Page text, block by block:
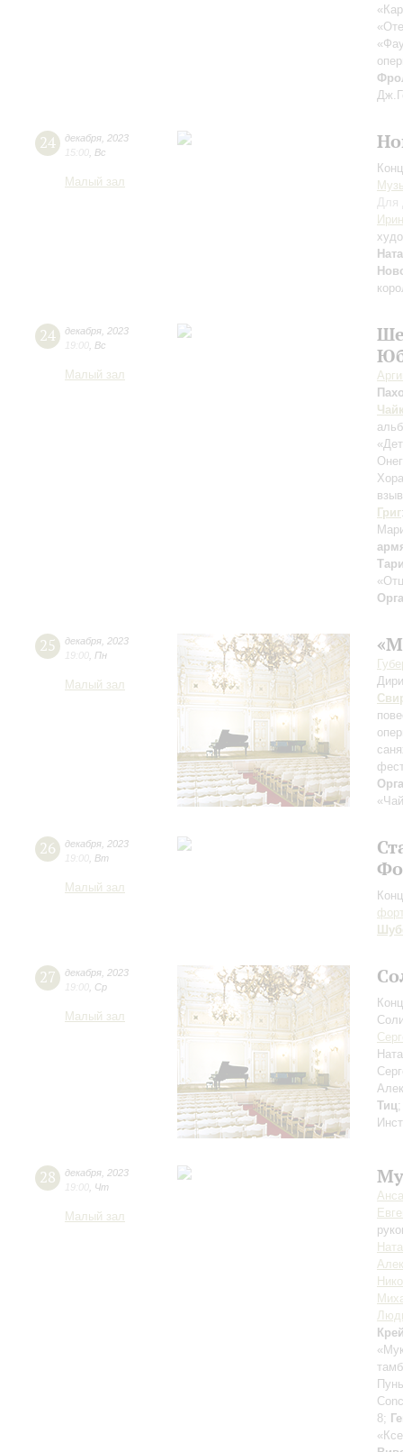
24 декабря 2023
15:00 Вс
Малый зал
Для
24 декабря 2023
19:00 Вс
Малый зал
Григ
25 декабря 2023
19:00 Пн
Малый зал
26 декабря 2023
19:00 Вт
Малый зал
27 декабря 2023
19:00 Ср
Малый зал
Тиц
28 декабря 2023
19:00 Чт
Малый зал
8;